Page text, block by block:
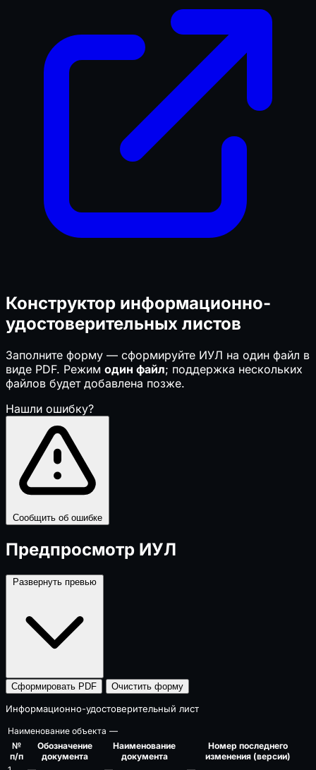
Конструктор информационно-
удостоверительных листов
Заполните форму — сформируйте ИУЛ на один файл в
виде PDF. Режим один файл; поддержка нескольких
файлов будет добавлена позже.
Нашли ошибку?
Сообщить об ошибке
Предпросмотр ИУЛ
Развернуть превью
Сформировать PDF Очистить форму
Информационно-удостоверительный лист
Наименование объекта —
№
п/п
Обозначение
документа
Наименование
документа
Номер последнего
изменения (версии)